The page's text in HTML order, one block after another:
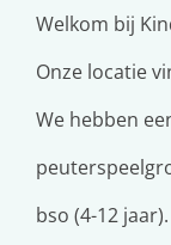
Welkom bij
Onze locatie
We hebben
bso (4-12 jaar).